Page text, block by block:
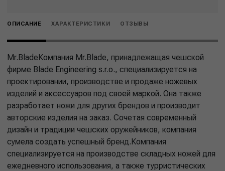
ОПИСАНИЕ ХАРАКТЕРИСТИКИ ОТЗЫВЫ
Mr.BladeКомпания Mr.Blade, принадлежащая чешской
фирме Blade Engineering s.r.o., специализируется на
проектировании, производстве и продаже ножевых
изделий и аксессуаров под своей маркой. Она также
разработает ножи для других брендов и производит
авторские изделия на заказ. Сочетая современный
дизайн и традиции чешских оружейников, компания
сумела создать успешный бренд.Компания
специализируется на производстве складных ножей для
ежедневного использования, а также турристических